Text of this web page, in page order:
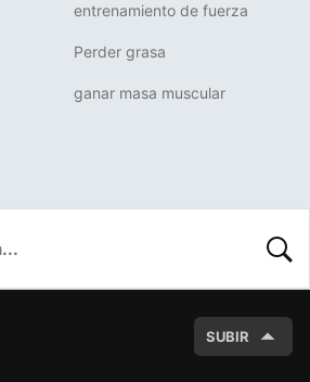
entrenamiento de fuerza
Perder grasa
ganar masa muscular
SUBIR